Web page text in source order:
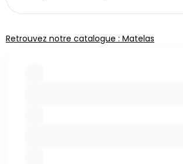
Retrouvez notre catalogue : Matelas